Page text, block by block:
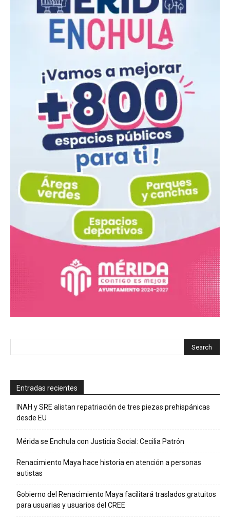
Entradas recientes
INAH y SRE alistan repatriación de tres piezas prehispánicas
desde EU
Mérida se Enchula con Justicia Social: Cecilia Patrón
Renacimiento Maya hace historia en atención a personas
autistas
Gobierno del Renacimiento Maya facilitará traslados gratuitos
para usuarias y usuarios del CREE